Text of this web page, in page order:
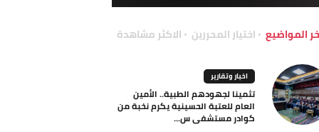
المواضيع اختيار المحررين الاكثر مشاهدة
اخبار وتقارير
تثمينا لجهودهم الطبية.. الأمين
العام للعتبة الحسينية يكرم نخبة من
كوادر مستشفى س...